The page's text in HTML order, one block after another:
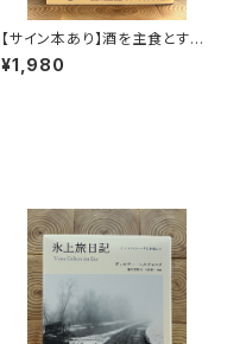
【サイン本あり】酒を主食とする
人々 エチオピアの科学的秘境
を旅する
¥1,980